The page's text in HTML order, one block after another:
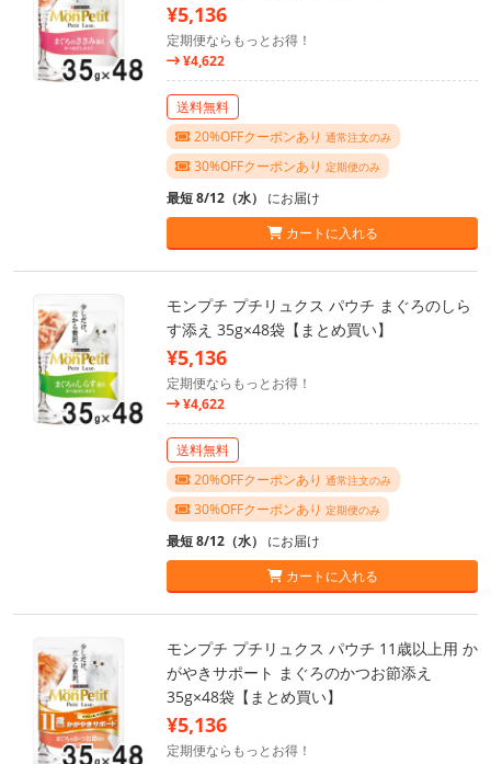
¥5,136
定期便ならもっとお得！
¥4,622
送料無料
20%OFFクーポンあり 通常注文のみ
30%OFFクーポンあり 定期便のみ
最短 8/12（水） にお届け
カートに入れる
モンプチ プチリュクス パウチ まぐろのしら
す添え 35g×48袋【まとめ買い】
¥5,136
定期便ならもっとお得！
¥4,622
送料無料
20%OFFクーポンあり 通常注文のみ
30%OFFクーポンあり 定期便のみ
最短 8/12（水） にお届け
カートに入れる
モンプチ プチリュクス パウチ 11歳以上用 か
がやきサポート まぐろのかつお節添え
35g×48袋【まとめ買い】
¥5,136
定期便ならもっとお得！